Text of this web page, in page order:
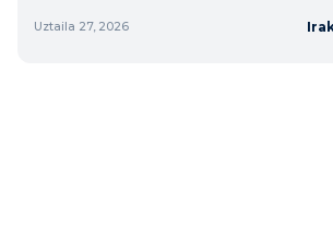
Uztaila 27, 2026